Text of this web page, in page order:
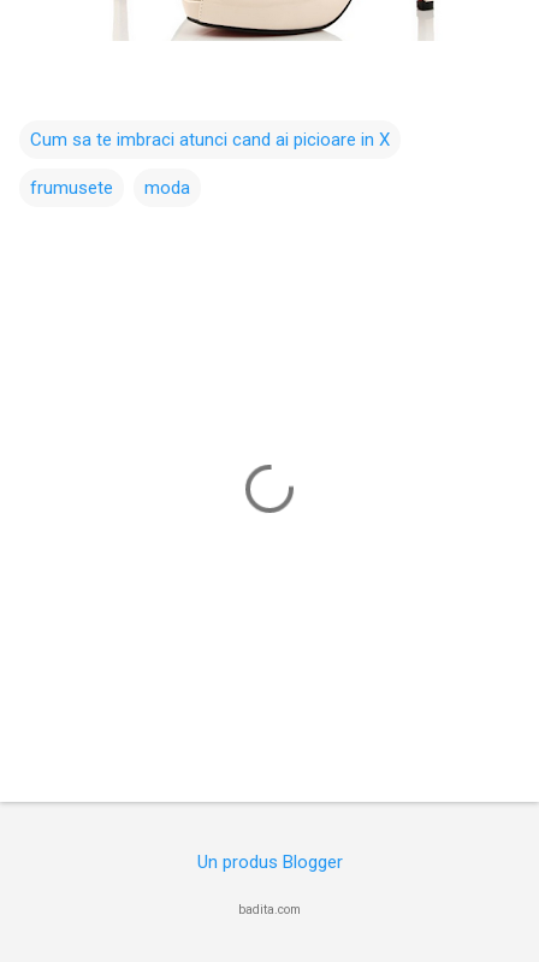
Cum sa te imbraci atunci cand ai picioare in X
frumusete moda
Un produs Blogger
badita.com